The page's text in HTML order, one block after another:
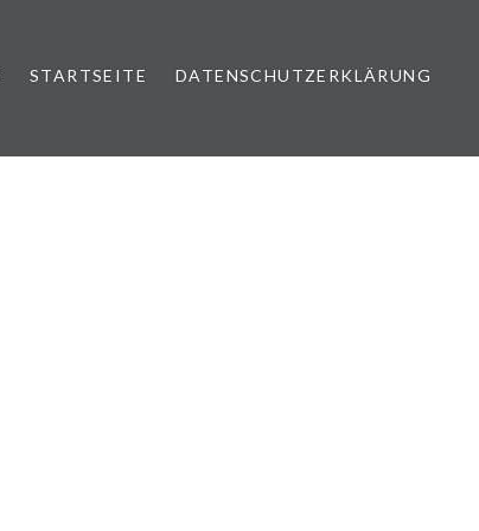
STARTSEITE DATENSCHUTZERKLÄRUNG